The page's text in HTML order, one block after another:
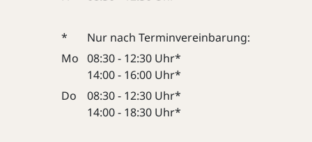
*
Nur nach Terminvereinbarung:
Mo 08:30 - 12:30 Uhr*
14:00 - 16:00 Uhr*
Do
08:30 - 12:30 Uhr*
14:00 - 18:30 Uhr*